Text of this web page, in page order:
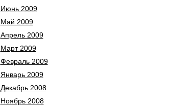
Июнь 2009
Май 2009
Апрель 2009
Март 2009
Февраль 2009
Январь 2009
Декабрь 2008
Ноябрь 2008